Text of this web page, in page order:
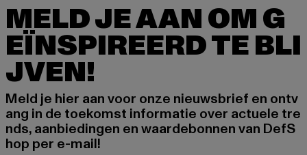
MELD JE AAN OM G
EÏNSPIREERD TE BLI
JVEN!
Meld je hier aan voor onze nieuwsbrief en ontv
ang in de toekomst informatie over actuele tre
nds, aanbiedingen en waardebonnen van DefS
hop per e-mail!